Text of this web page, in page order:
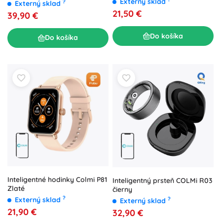
Externý sklad
39,90 €
Do košíka
21,50 €
Do košíka
Inteligentné hodinky Colmi P81
Zlaté
Externý sklad ?
21,90 €
Inteligentný prsteň COLMi R03
čierny
Externý sklad ?
32,90 €